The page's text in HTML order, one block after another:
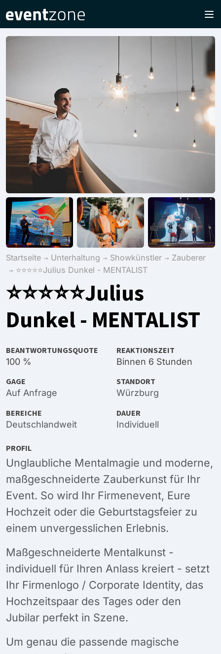
Startseite Unterhaltung Showkünstler
Zauberer
⭐️⭐️⭐️⭐️⭐️Julius Dunkel - MENTALIST
⭐️⭐️⭐️⭐️⭐️Julius
Dunkel - MENTALIST
BEANTWORTUNGSQUOTE
100 %
REAKTIONSZEIT
Binnen 6 Stunden
GAGE
Auf Anfrage
STANDORT
Würzburg
BEREICHE
Deutschlandweit
DAUER
Individuell
PROFIL
Unglaubliche Mentalmagie und moderne,
maßgeschneiderte Zauberkunst für Ihr
Event. So wird Ihr Firmenevent, Eure
Hochzeit oder die Geburtstagsfeier zu
einem unvergesslichen Erlebnis.
Maßgeschneiderte Mentalkunst -
individuell für Ihren Anlass kreiert - setzt
Ihr Firmenlogo / Corporate Identity, das
Hochzeitspaar des Tages oder den
Jubilar perfekt in Szene.
Um genau die passende magische